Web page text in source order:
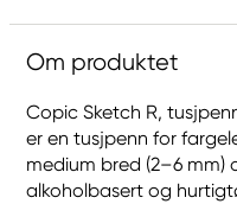
Om produktet
Copic Sketch R,
er en tusjpenn for
medium bred (2–6 mm)
alkoholbasert og